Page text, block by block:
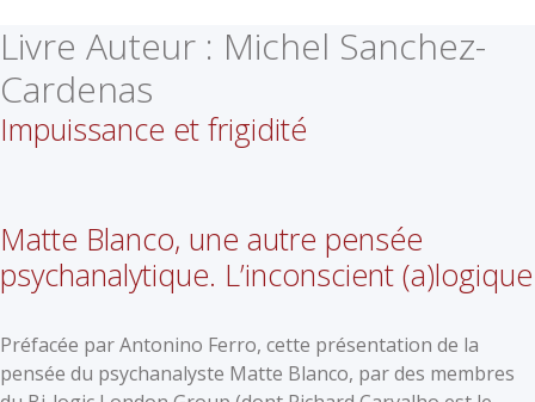
Livre Auteur : Michel Sanchez-
Cardenas
Impuissance et frigidité
Matte Blanco, une autre pensée
psychanalytique. L’inconscient (a)logique
Préfacée par Antonino Ferro, cette présentation de la
pensée du psychanalyste Matte Blanco, par des membres